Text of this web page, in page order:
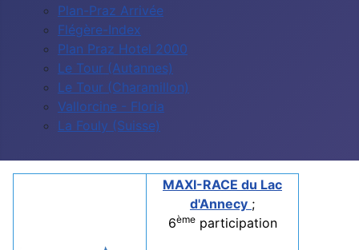
Plan-Praz Arrivée
Flégère-Index
Plan Praz Hotel 2000
Le Tour (Autannes)
Le Tour (Charamillon)
Vallorcine - Floria
La Fouly (Suisse)
MAXI-RACE du Lac
d'Annecy ;
6èmeparticipation